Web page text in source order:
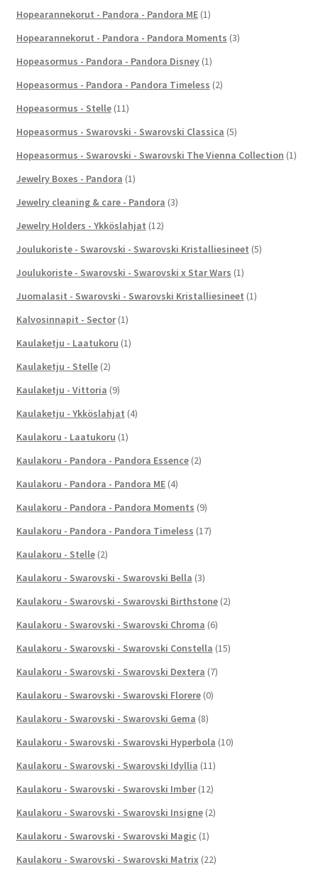
Hopearannekorut - Pandora - Pandora ME (1)
Hopearannekorut - Pandora - Pandora Moments (3)
Hopeasormus - Pandora - Pandora Disney (1)
Hopeasormus - Pandora - Pandora Timeless (2)
Hopeasormus - Stelle (11)
Hopeasormus - Swarovski - Swarovski Classica (5)
Hopeasormus - Swarovski - Swarovski The Vienna Collection (1)
Jewelry Boxes - Pandora (1)
Jewelry cleaning & care - Pandora (3)
Jewelry Holders - Ykköslahjat (12)
Joulukoriste - Swarovski - Swarovski Kristalliesineet (5)
Joulukoriste - Swarovski - Swarovski x Star Wars (1)
Juomalasit - Swarovski - Swarovski Kristalliesineet (1)
Kalvosinnapit - Sector (1)
Kaulaketju - Laatukoru (1)
Kaulaketju - Stelle (2)
Kaulaketju - Vittoria (9)
Kaulaketju - Ykköslahjat (4)
Kaulakoru - Laatukoru (1)
Kaulakoru - Pandora - Pandora Essence (2)
Kaulakoru - Pandora - Pandora ME (4)
Kaulakoru - Pandora - Pandora Moments (9)
Kaulakoru - Pandora - Pandora Timeless (17)
Kaulakoru - Stelle (2)
Kaulakoru - Swarovski - Swarovski Bella (3)
Kaulakoru - Swarovski - Swarovski Birthstone (2)
Kaulakoru - Swarovski - Swarovski Chroma (6)
Kaulakoru - Swarovski - Swarovski Constella (15)
Kaulakoru - Swarovski - Swarovski Dextera (7)
Kaulakoru - Swarovski - Swarovski Florere (0)
Kaulakoru - Swarovski - Swarovski Gema (8)
Kaulakoru - Swarovski - Swarovski Hyperbola (10)
Kaulakoru - Swarovski - Swarovski Idyllia (11)
Kaulakoru - Swarovski - Swarovski Imber (12)
Kaulakoru - Swarovski - Swarovski Insigne (2)
Kaulakoru - Swarovski - Swarovski Magic (1)
Kaulakoru - Swarovski - Swarovski Matrix (22)